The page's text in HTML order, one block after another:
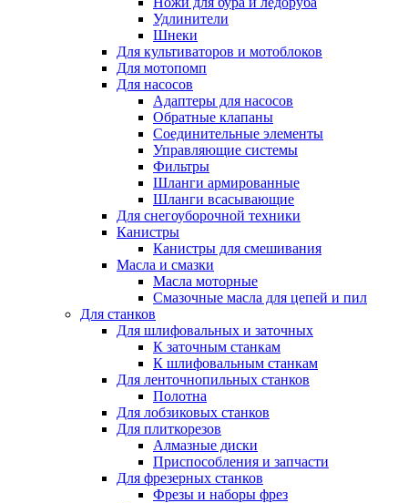
Удлинители
Шнеки
Для культиваторов и мотоблоков
Для мотопомп
Для насосов
Адаптеры для насосов
Обратные клапаны
Соединительные элементы
Управляющие системы
Фильтры
Шланги армированные
Шланги всасывающие
Для снегоуборочной техники
Канистры
Канистры для смешивания
Масла и смазки
Масла моторные
Смазочные масла для цепей и пил
Для станков
Для шлифовальных и заточных
К заточным станкам
К шлифовальным станкам
Для ленточнопильных станков
Полотна
Для лобзиковых станков
Для плиткорезов
Алмазные диски
Приспособления и запчасти
Для фрезерных станков
Фрезы и наборы фрез